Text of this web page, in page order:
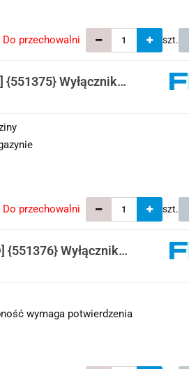
szt.
Do przechowalni
Wyłącznik
szt.
Do przechowalni
{551376} Wyłącznik
wymaga potwierdzenia